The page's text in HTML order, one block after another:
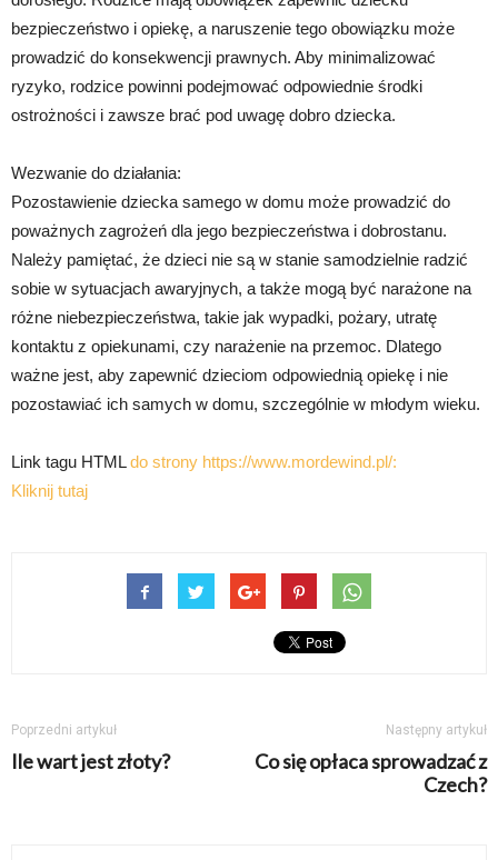
bezpieczeństwo i opiekę, a naruszenie tego obowiązku może
prowadzić do konsekwencji prawnych. Aby minimalizować
ryzyko, rodzice powinni podejmować odpowiednie środki
ostrożności i zawsze brać pod uwagę dobro dziecka.
Wezwanie do działania:
Pozostawienie dziecka samego w domu może prowadzić do
poważnych zagrożeń dla jego bezpieczeństwa i dobrostanu.
Należy pamiętać, że dzieci nie są w stanie samodzielnie radzić
sobie w sytuacjach awaryjnych, a także mogą być narażone na
różne niebezpieczeństwa, takie jak wypadki, pożary, utratę
kontaktu z opiekunami, czy narażenie na przemoc. Dlatego
ważne jest, aby zapewnić dzieciom odpowiednią opiekę i nie
pozostawiać ich samych w domu, szczególnie w młodym wieku.
Link tagu HTMLdo strony https://www.mordewind.pl/:
Kliknij tutaj
Poprzedni artykuł
Ile wart jest złoty?
Następny artykuł
Co się opłaca sprowadzać z
Czech?